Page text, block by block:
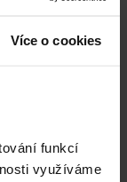
Více o cookies
funkcí
využíváme
Confirm